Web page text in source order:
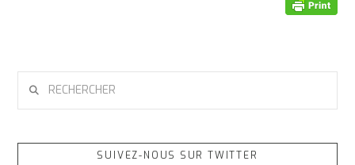
SUIVEZ-NOUS SUR TWITTER